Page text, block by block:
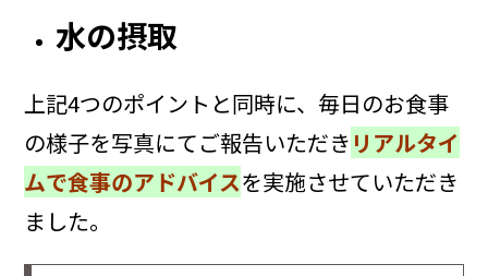
水の摂取
上記4つのポイントと同時に、毎日のお食事
の様子を写真にてご報告いただき リアルタイ
ムで食事のアドバイスを実施させていただき
ました。